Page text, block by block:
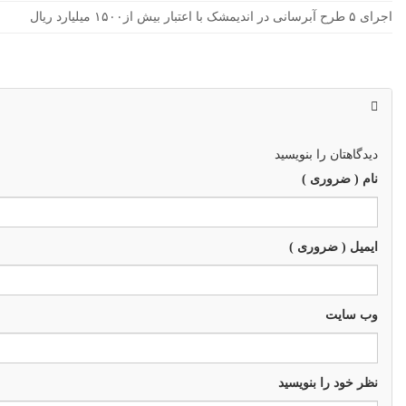
اجرای ۵ طرح آبرسانی در اندیمشک با اعتبار بیش از۱۵۰۰ میلیارد ریال
دیدگاهتان را بنویسید
نام ( ضروری )
ایمیل ( ضروری )
وب سايت
نظر خود را بنویسید